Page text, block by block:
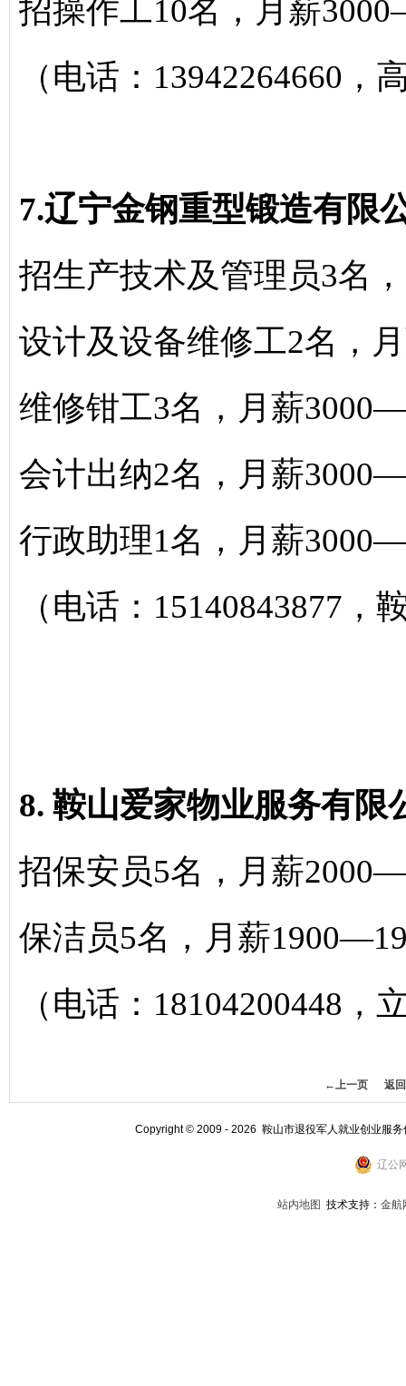
招操作工10名，月薪
（电话：13942264660，
7.辽宁金钢重型锻造有限
招生产技术及管理员3名
设计及设备维修工2名，
维修钳工3名，月薪
会计出纳2名，月薪
行政助理1名，月薪
（电话：15140843877，
8. 鞍山爱家物业服务有限
招保安员5名，月薪
保洁员5名，月薪
（电话：18104200448，
←上一页 返
Copyright © 2009 - 2026 鞍山市退役军人就业创业服
辽公
站内地图 技术支持： 金航